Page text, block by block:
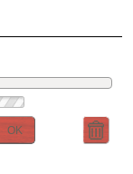
OK